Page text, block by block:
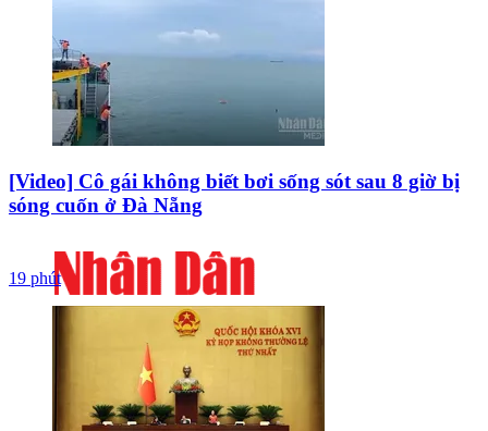
[Video] Cô gái không biết bơi sống sót sau 8 giờ bị
sóng cuốn ở Đà Nẵng
19 phút